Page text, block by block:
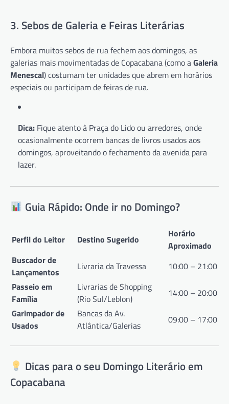
3. Sebos de Galeria e Feiras Literárias
Embora muitos sebos de rua fechem aos domingos, as
galerias mais movimentadas de Copacabana (como aGaleria
Menescal) costumam ter unidades que abrem em horários
especiais ou participam de feiras de rua.
Dica: Fique atento à Praça do Lido ou arredores, onde
ocasionalmente ocorrem bancas de livros usados aos
domingos, aproveitando o fechamento da avenida para
lazer.
Guia Rápido: Onde ir no Domingo?
Perfil do Leitor Destino Sugerido
Horário
Aproximado
Buscador de
Lançamentos
Livraria da Travessa
10:00 – 21:00
Passeio em
Família
Livrarias de Shopping
(Rio Sul/Leblon)
14:00 – 20:00
Garimpador de
Usados
Bancas da Av.
Atlântica/Galerias
09:00 – 17:00
Dicas para o seu Domingo Literário em
Copacabana